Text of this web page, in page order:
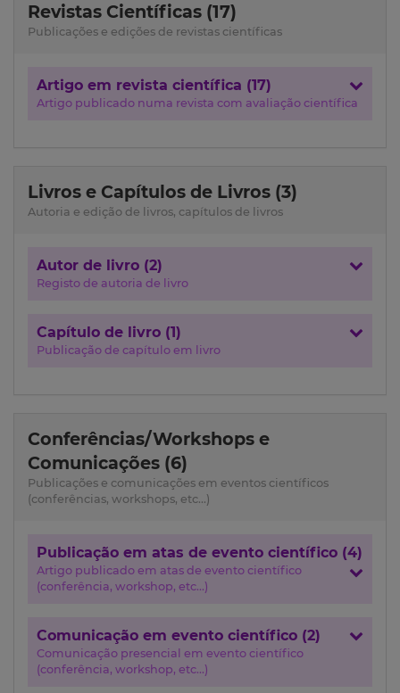
Revistas Científicas (17)
Publicações e edições de revistas científicas
Artigo em revista científica (17)
Artigo publicado numa revista com avaliação científica
Livros e Capítulos de Livros (3)
Autoria e edição de livros, capítulos de livros
Autor de livro (2)
Registo de autoria de livro
Capítulo de livro (1)
Publicação de capítulo em livro
Conferências/Workshops e
Comunicações (6)
Publicações e comunicações em eventos científicos
(conferências, workshops, etc...)
Publicação em atas de evento científico (4)
Artigo publicado em atas de evento científico
(conferência, workshop, etc...)
Comunicação em evento científico (2)
Comunicação presencial em evento científico
(conferência, workshop, etc...)